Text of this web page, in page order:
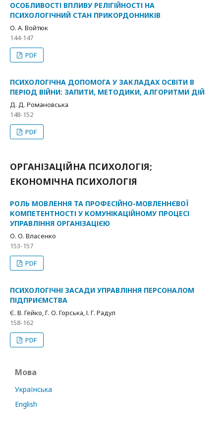
ОСОБЛИВОСТІ ВПЛИВУ РЕЛІГІЙНОСТІ НА
ПСИХОЛОГІЧНИЙ СТАН ПРИКОРДОННИКІВ
О. А. Войтюк
144-147
PDF
ПСИХОЛОГІЧНА ДОПОМОГА У ЗАКЛАДАХ ОСВІТИ В
ПЕРІОД ВІЙНИ: ЗАПИТИ, МЕТОДИКИ, АЛГОРИТМИ ДІЙ
Д. Д. Романовська
148-152
PDF
ОРГАНІЗАЦІЙНА ПСИХОЛОГІЯ;
ЕКОНОМІЧНА ПСИХОЛОГІЯ
РОЛЬ МОВЛЕННЯ ТА ПРОФЕСІЙНО-МОВЛЕННЄВОЇ
КОМПЕТЕНТНОСТІ У КОМУНІКАЦІЙНОМУ ПРОЦЕСІ
УПРАВЛІННЯ ОРГАНІЗАЦІЄЮ
О. О. Власенко
153-157
PDF
ПСИХОЛОГІЧНІ ЗАСАДИ УПРАВЛІННЯ ПЕРСОНАЛОМ
ПІДПРИЄМСТВА
Є. В. Гейко, Г. О. Горська, І. Г. Радул
158-162
PDF
Мова
Українська
English